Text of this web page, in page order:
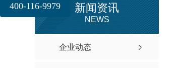
新闻资讯
NEWS
企业动态
400-116-9979